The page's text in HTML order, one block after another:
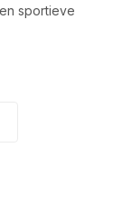
sportieve